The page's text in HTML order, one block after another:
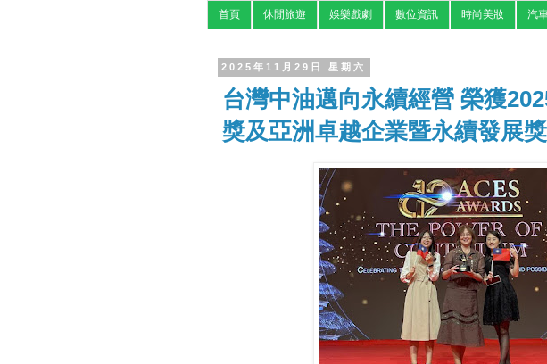
首頁 休閒旅遊 娛樂戲劇 數位資訊 時尚美妝 汽
2025年11月29日 星期六
台灣中油邁向永續經營 榮獲
獎及亞洲卓越企業暨永續發展獎